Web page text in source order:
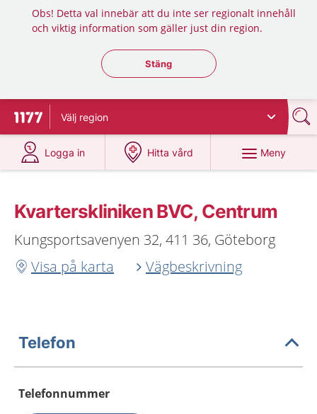
Obs! Detta val innebär att du inte ser regionalt innehåll
och viktig information som gäller just din region.
Stäng regionsväljaren
Stäng
Till startsidan för 1177
Välj region
Logga in
på 1177.se
Hitta vård
på 1177.se
Meny
Kvarterskliniken BVC, Centrum
Kungsportsavenyen 32, 411 36, Göteborg
Visa på karta
Vägbeskrivning
Telefon
Telefonnummer